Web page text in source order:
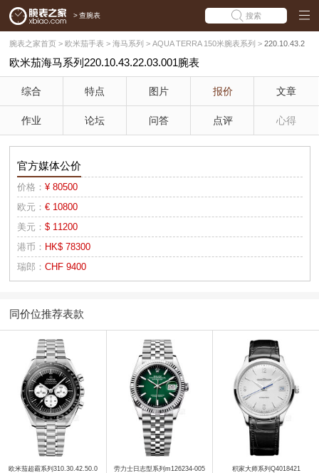
> 查腕表 搜索
腕表之家首页 > 欧米茄手表 > 海马系列 > AQUA TERRA 150米腕表系列 > 220.10.43.2
2.03.001(限量版世界时腕表)
欧米茄海马系列220.10.43.22.03.001腕表
综合 特点 图片 报价 文章
作业 论坛 问答 点评 心得
官方媒体公价
价格： ¥ 80500
欧元： € 10800
美元： $ 11200
港币： HK$ 78300
瑞郎： CHF 9400
同价位推荐表款
欧米茄超霸系列310.30.42.50.0
劳力士日志型系列m126234-005
积家大师系列Q4018421